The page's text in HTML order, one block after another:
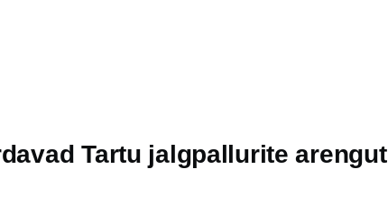
Tartu jalgpallurite arengut